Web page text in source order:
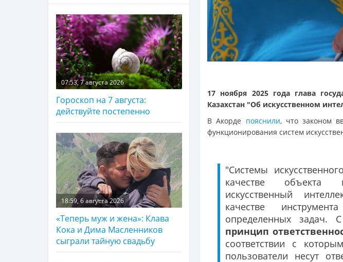
17 ноября 2025 года глава
Казахстан "Об искусственном
В Акорде пояснили, что законом
функционирования систем
"Системы
качестве объекта
искусственный
качестве
определенных задач.
принцип
соответствии с
пользователи несут
07:53, 7 августа 2026
Гороскоп на 7 августа:
действуйте постепенно
18:59, 6 августа 2026
«Теперь муж и жена»: Клава
Кока и Дима Масленников
сыграли тайную свадьбу